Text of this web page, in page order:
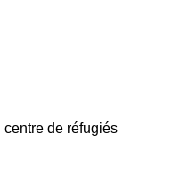
de réfugiés